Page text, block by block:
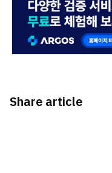
Share article